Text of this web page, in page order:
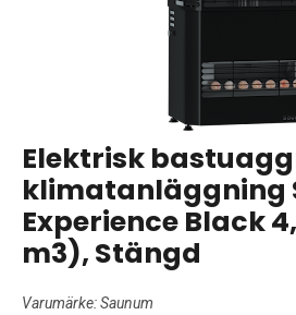
Elektrisk
klimatanläggning
Experience Black
m3), Stängd
Varumärke:Saunum